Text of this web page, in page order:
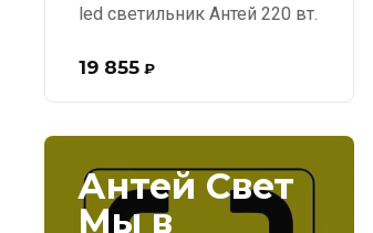
led светильник Антей 220 вт.
19 855 ₽
Антей Свет
Мы в